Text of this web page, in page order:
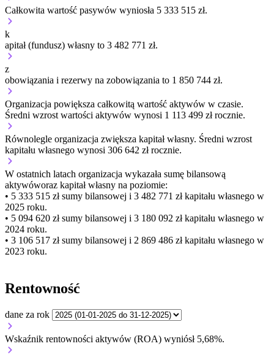
Całkowita wartość pasywów wyniosła 5 333 515 zł.
k
apitał (fundusz) własny to 3 482 771 zł.
z
obowiązania i rezerwy na zobowiązania to 1 850 744 zł.
Organizacja powiększa całkowitą wartość aktywów w czasie.
Średni wzrost wartości aktywów wynosi 1 113 499 zł rocznie.
Równolegle organizacja zwiększa kapitał własny. Średni wzrost
kapitału własnego wynosi 306 642 zł rocznie.
W ostatnich latach organizacja wykazała sumę bilansową
aktywóworaz kapitał własny na poziomie:
• 5 333 515 złsumy bilansowej i 3 482 771 zł kapitału własnego w
2025 roku.
• 5 094 620 złsumy bilansowej i 3 180 092 zł kapitału własnego w
2024 roku.
• 3 106 517 złsumy bilansowej i 2 869 486 zł kapitału własnego w
2023 roku.
Rentowność
dane za rok
Wskaźnik rentowności aktywów (ROA) wyniósł 5,68%.